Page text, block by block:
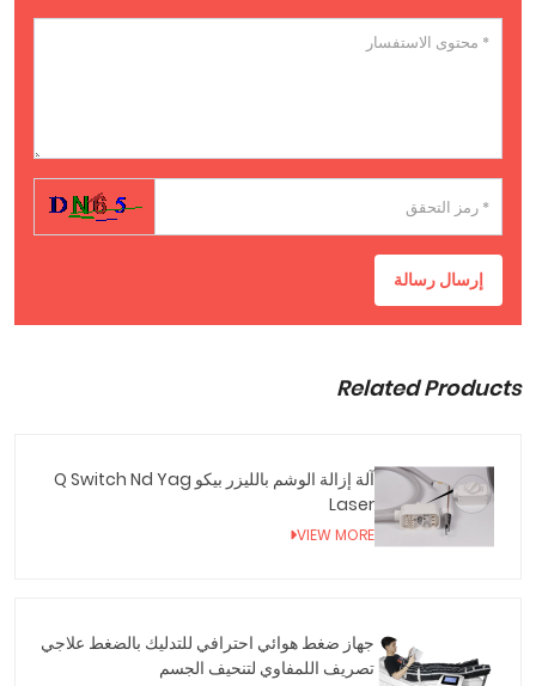
إرسال رسالة
Related Products
آلة إزالة الوشم بالليزر بيكو Q Switch Nd Yag
Laser
VIEW MORE
جهاز ضغط هوائي احترافي للتدليك بالضغط علاجي
تصريف اللمفاوي لتنحيف الجسم